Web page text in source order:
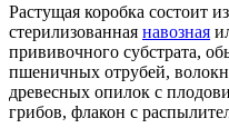
Растущая коробка состоит
стерилизованная навозная
прививочного субстрата,
пшеничных отрубей,
древесных опилок с
грибов, флакон с